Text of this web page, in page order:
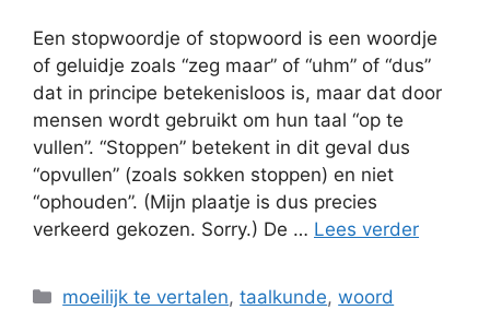
Een stopwoordje of stopwoord is een woordje
of geluidje zoals “zeg maar” of “uhm” of “dus”
dat in principe betekenisloos is, maar dat door
mensen wordt gebruikt om hun taal “op te
vullen”. “Stoppen” betekent in dit geval dus
“opvullen” (zoals sokken stoppen) en niet
“ophouden”. (Mijn plaatje is dus precies
verkeerd gekozen. Sorry.) De … Lees verder
Categorieën
moeilijk te vertalen,taalkunde,woord